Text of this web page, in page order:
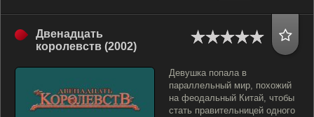
Двенадцать
королевств (2002)
Девушка попала в
параллельный мир, похожий
на феодальный Китай, чтобы
стать правительницей одного